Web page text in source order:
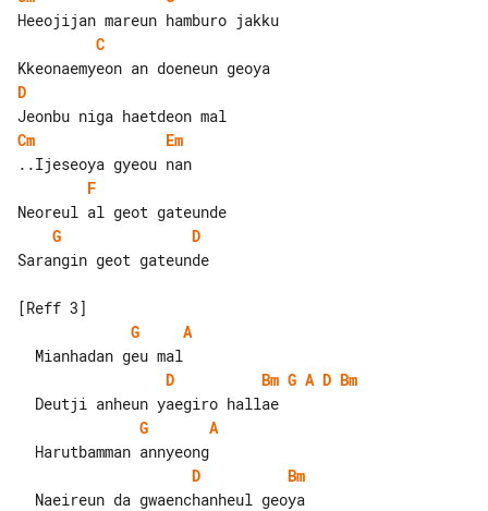
C
D
Cm
Em
F
G
D
Sarangin geot gateunde
G
A
D
Bm G A D Bm
G
A
D
Bm